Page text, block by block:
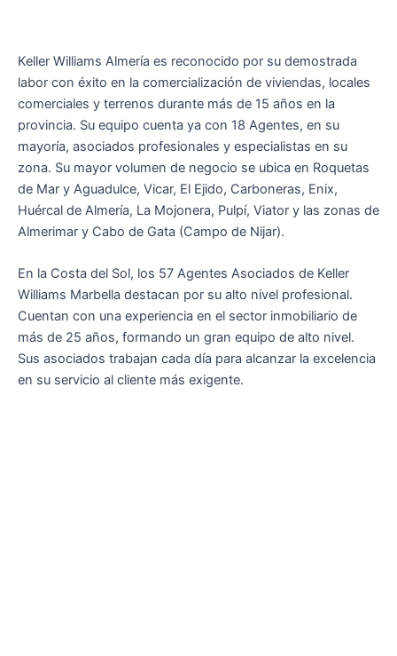
Keller Williams Almería es reconocido por su demostrada
labor con éxito en la comercialización de viviendas, locales
comerciales y terrenos durante más de 15 años en la
provincia. Su equipo cuenta ya con 18 Agentes, en su
mayoría, asociados profesionales y especialistas en su
zona. Su mayor volumen de negocio se ubica en Roquetas
de Mar y Aguadulce, Vicar, El Ejido, Carboneras, Enix,
Huércal de Almería, La Mojonera, Pulpí, Viator y las zonas de
Almerimar y Cabo de Gata (Campo de Nijar).
En la Costa del Sol, los 57 Agentes Asociados de Keller
Williams Marbella destacan por su alto nivel profesional.
Cuentan con una experiencia en el sector inmobiliario de
más de 25 años, formando un gran equipo de alto nivel.
Sus asociados trabajan cada día para alcanzar la excelencia
en su servicio al cliente más exigente.